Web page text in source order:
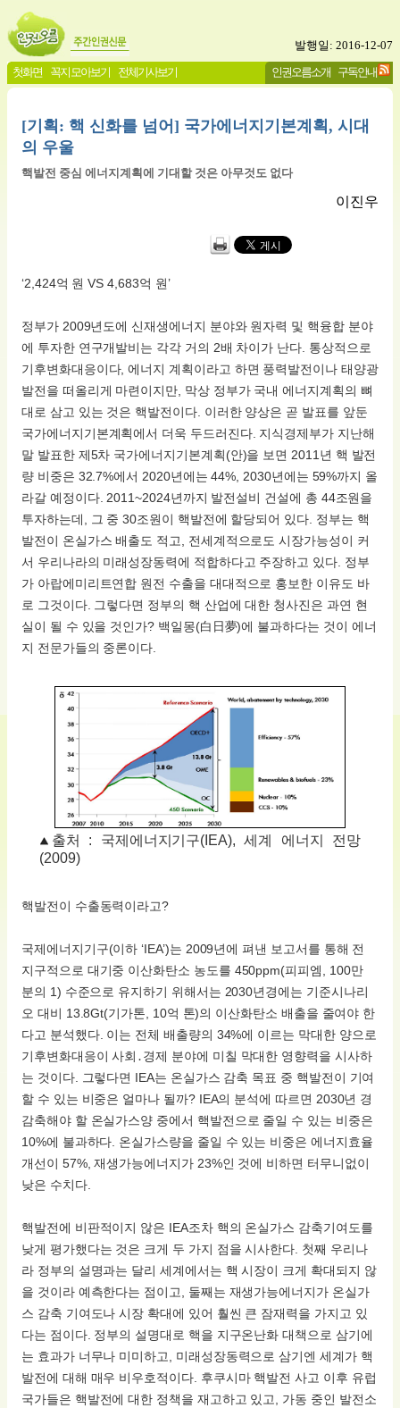
발행일: 2016-12-07
첫화면 꼭지 모아보기 전체기사보기 인권오름소개 구독안내
[기획: 핵 신화를 넘어] 국가에너지기본계획, 시대
의 우울
핵발전 중심 에너지계획에 기대할 것은 아무것도 없다
이진우
‘2,424억 원 VS 4,683억 원’
정부가 2009년도에 신재생에너지 분야와 원자력 및 핵융합 분야
에 투자한 연구개발비는 각각 거의 2배 차이가 난다. 통상적으로
기후변화대응이다, 에너지 계획이라고 하면 풍력발전이나 태양광
발전을 떠올리게 마련이지만, 막상 정부가 국내 에너지계획의 뼈
대로 삼고 있는 것은 핵발전이다. 이러한 양상은 곧 발표를 앞둔
국가에너지기본계획에서 더욱 두드러진다. 지식경제부가 지난해
말 발표한 제5차 국가에너지기본계획(안)을 보면 2011년 핵 발전
량 비중은 32.7%에서 2020년에는 44%, 2030년에는 59%까지 올
라갈 예정이다. 2011~2024년까지 발전설비 건설에 총 44조원을
투자하는데, 그 중 30조원이 핵발전에 할당되어 있다. 정부는 핵
발전이 온실가스 배출도 적고, 전세계적으로도 시장가능성이 커
서 우리나라의 미래성장동력에 적합하다고 주장하고 있다. 정부
가 아랍에미리트연합 원전 수출을 대대적으로 홍보한 이유도 바
로 그것이다. 그렇다면 정부의 핵 산업에 대한 청사진은 과연 현
실이 될 수 있을 것인가? 백일몽(白日夢)에 불과하다는 것이 에너
지 전문가들의 중론이다.
출처 : 국제에너지기구(IEA), 세계 에너지 전망
(2009)
핵발전이 수출동력이라고?
국제에너지기구(이하 ‘IEA’)는 2009년에 펴낸 보고서를 통해 전
지구적으로 대기중 이산화탄소 농도를 450ppm(피피엠, 100만
분의 1) 수준으로 유지하기 위해서는 2030년경에는 기준시나리
오 대비 13.8Gt(기가톤, 10억 톤)의 이산화탄소 배출을 줄여야 한
다고 분석했다. 이는 전체 배출량의 34%에 이르는 막대한 양으로
기후변화대응이 사회․경제 분야에 미칠 막대한 영향력을 시사하
는 것이다. 그렇다면 IEA는 온실가스 감축 목표 중 핵발전이 기여
할 수 있는 비중은 얼마나 될까? IEA의 분석에 따르면 2030년 경
감축해야 할 온실가스양 중에서 핵발전으로 줄일 수 있는 비중은
10%에 불과하다. 온실가스량을 줄일 수 있는 비중은 에너지효율
개선이 57%, 재생가능에너지가 23%인 것에 비하면 터무니없이
낮은 수치다.
핵발전에 비판적이지 않은 IEA조차 핵의 온실가스 감축기여도를
낮게 평가했다는 것은 크게 두 가지 점을 시사한다. 첫째 우리나
라 정부의 설명과는 달리 세계에서는 핵 시장이 크게 확대되지 않
을 것이라 예측한다는 점이고, 둘째는 재생가능에너지가 온실가
스 감축 기여도나 시장 확대에 있어 훨씬 큰 잠재력을 가지고 있
다는 점이다. 정부의 설명대로 핵을 지구온난화 대책으로 삼기에
는 효과가 너무나 미미하고, 미래성장동력으로 삼기엔 세계가 핵
발전에 대해 매우 비우호적이다. 후쿠시마 핵발전 사고 이후 유럽
국가들은 핵발전에 대한 정책을 재고하고 있고, 가동 중인 발전소